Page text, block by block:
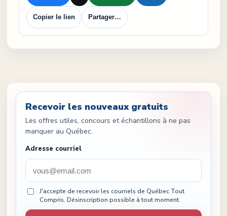
Copier le lien Partager…
Recevoir les nouveaux gratuits
Les offres utiles, concours et échantillons à ne pas
manquer au Québec.
Adresse courriel
J'accepte de recevoir les courriels de Québec Tout
Compris. Désinscription possible à tout moment.